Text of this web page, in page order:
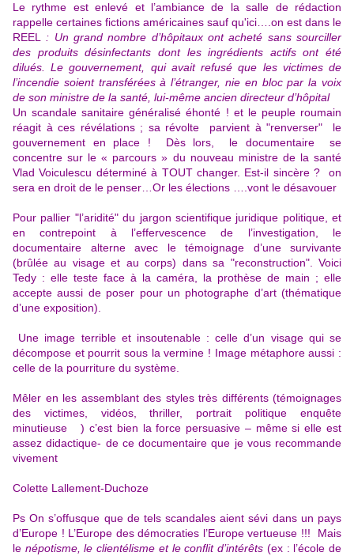
Le rythme est enlevé et l’ambiance de la salle de rédaction
rappelle certaines fictions américaines sauf qu'ici….on est dans le
REEL : Un grand nombre d’hôpitaux ont acheté sans sourciller
des produits désinfectants dont les ingrédients actifs ont été
dilués. Le gouvernement, qui avait refusé que les victimes de
l’incendie soient transférées à l’étranger, nie en bloc par la voix
de son ministre de la santé, lui-même ancien directeur d’hôpital
Un scandale sanitaire généralisé éhonté ! et le peuple roumain
réagit à ces révélations ; sa révolte parvient à "renverser" le
gouvernement en place ! Dès lors, le documentaire se
concentre sur le « parcours » du nouveau ministre de la santé
Vlad Voiculescu déterminé à TOUT changer. Est-il sincère ? on
sera en droit de le penser…Or les élections ….vont le désavouer
Pour pallier "l’aridité" du jargon scientifique juridique politique, et
en contrepoint à l’effervescence de l’investigation, le
documentaire alterne avec le témoignage d’une survivante
(brûlée au visage et au corps) dans sa "reconstruction". Voici
Tedy : elle teste face à la caméra, la prothèse de main ; elle
accepte aussi de poser pour un photographe d’art (thématique
d’une exposition).
Une image terrible et insoutenable : celle d’un visage qui se
décompose et pourrit sous la vermine ! Image métaphore aussi :
celle de la pourriture du système.
Mêler en les assemblant des styles très différents (témoignages
des victimes, vidéos, thriller, portrait politique enquête
minutieuse ) c’est bien la force persuasive – même si elle est
assez didactique- de ce documentaire que je vous recommande
vivement
Colette Lallement-Duchoze
Ps On s’offusque que de tels scandales aient sévi dans un pays
d’Europe ! L’Europe des démocraties l’Europe vertueuse !!! Mais
le népotisme, le clientélisme et le conflit d’intérêts (ex : l’école de